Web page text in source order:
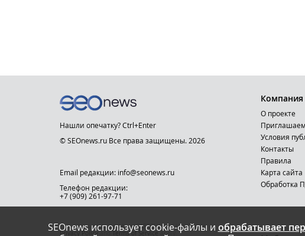
SEOnews использует cookie-файлы и обрабатывает
Нашли опечатку? Ctrl+Enter
© SEOnews.ru Все права защищены. 2026
Email редакции: info@seonews.ru
Телефон редакции:
+7 (909) 261-97-71
This site is protected by reCAPTCHA and the Google
Privacy Policyand Terms of Serviceapply.
Компания
О проекте
Условия
Контакты
Правила
Карта сайта
Обработка